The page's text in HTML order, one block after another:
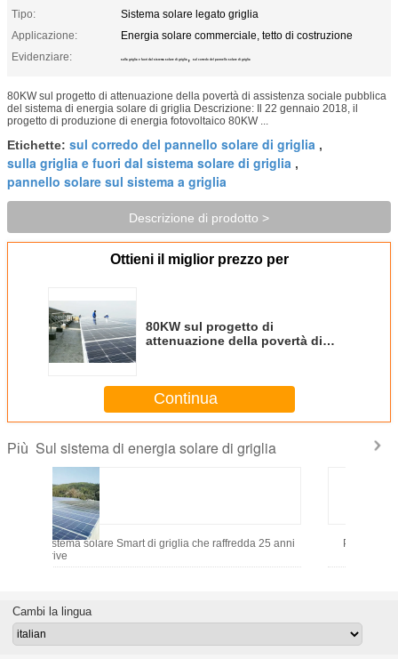
Tipo:
Sistema solare legato griglia
Applicazione:
Energia solare commerciale, tetto di costruzione
Evidenziare:
sulla griglia e fuori dal sistema solare di griglia , sul corredo del pannello solare di griglia
80KW sul progetto di attenuazione della povertà di assistenza sociale pubblica
del sistema di energia solare di griglia Descrizione: Il 22 gennaio 2018, il
progetto di produzione di energia fotovoltaico 80KW ...
Etichette: sul corredo del pannello solare di griglia ,
sulla griglia e fuori dal sistema solare di griglia ,
pannello solare sul sistema a griglia
Descrizione di prodotto >
Ottieni il miglior prezzo per
80KW sul progetto di
attenuazione della povertà di
griglia
Continua
Più Sul sistema di energia solare di griglia
dal sistema solare Smart di griglia che raffredda 25 anni
50KW scrive
Pannello
Cambi la lingua